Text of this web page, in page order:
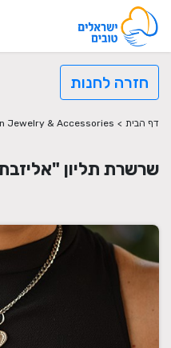
חזרה לחנות
דף הבית >
Jewelry & Accessories
שרשרת תליון